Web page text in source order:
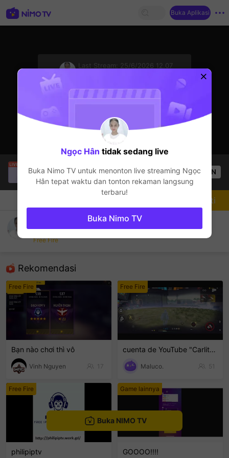
Buka Aplikasi
Last Stream:
25/6/2026 12.07
philipiptv
sedang siaran langsung!
Free Fire
50 Penonton OPEN
Ngọc Hân
Free Fire
Rekomendasi
Free Fire
Bạn nào chơi thì vô
Vinh Nguyen 17
Free Fire
cuenta de YouTube "Carlito-23.3" sigan🙏
Maluco. 51
Free Fire
philipiptv
Game lainnya
GOOOO!!!!
Mengikuti
Buka NIMO TV
Ngọc Hân tidak sedang live
Buka Nimo TV untuk menonton live streaming Ngọc
Hân tepat waktu dan tonton rekaman langsung
terbaru!
Buka Nimo TV